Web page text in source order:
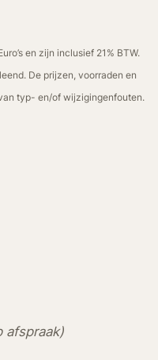
en zijn inclusief 21% BTW.
De prijzen, voorraden en
typ- en/of wijzigingenfouten.
afspraak)